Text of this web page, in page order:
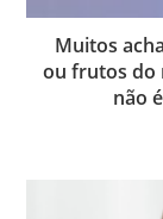
Muitos
ou frutos do
não